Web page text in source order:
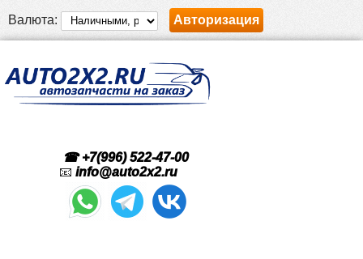
Валюта: Авторизация
☎ +7(996) 522-47-00
📧 info@auto2x2.ru